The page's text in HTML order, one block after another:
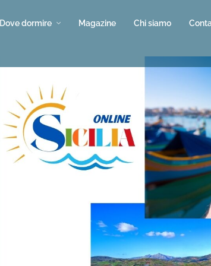
Dove dormire Magazine Chi siamo